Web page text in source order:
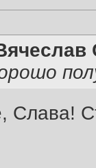
Слава!